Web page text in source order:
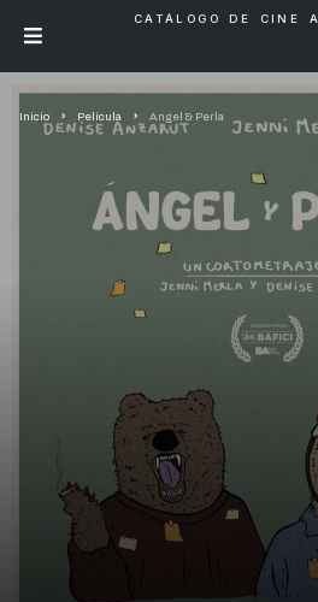
CATÁLOGO DE CINE
Inicio Pelicula Angel & Perla